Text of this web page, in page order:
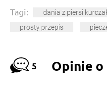
Tagi: dania z piersi
prosty przepis
5 Opinie